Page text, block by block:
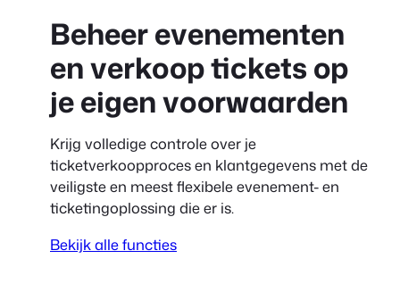
Beheer evenementen
en verkoop tickets op
je eigen voorwaarden
Krijg volledige controle over je
ticketverkoopproces en klantgegevens met de
veiligste en meest flexibele evenement- en
ticketingoplossing die er is.
Bekijk alle functies